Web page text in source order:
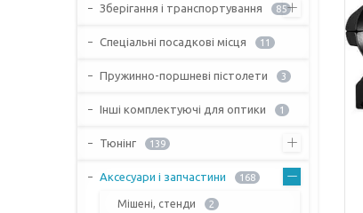
Зберігання і транспортування 85
Спеціальні посадкові місця 11
Пружинно-поршневі пістолети 3
Інші комплектуючі для оптики 1
Тюнінг 139
Аксесуари і запчастини 168
Мішені, стенди 2